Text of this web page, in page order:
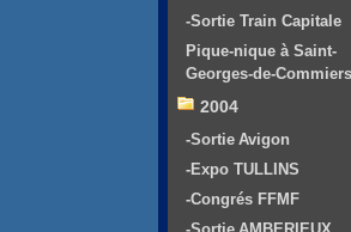
-Sortie Train Capitale
Pique-nique à Saint-
Georges-de-Commiers
2004
-Sortie Avigon
-Expo TULLINS
-Congrés FFMF